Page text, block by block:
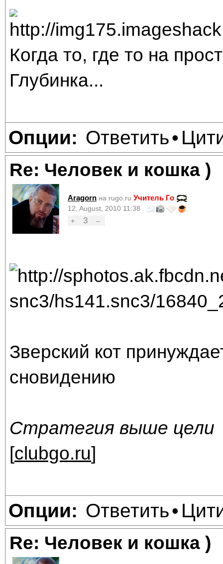
Когда то, где то на
Глубинка...
Опции: Ответить•
Re: Человек и кошка )
Aragorn на rugo.ru Учитель Го
12, August, 2010 11:38
+
3 –
Зверский кот
сновидению
Стратегия выше цели
[clubgo.ru]
Опции: Ответить•
Re: Человек и кошка )